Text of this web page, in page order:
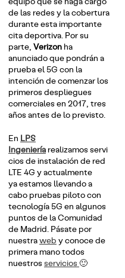
de las redes y la cobertura
durante esta importante
cita deportiva. Por su
parte, Verizon ha
anunciado que pondrán a
prueba el 5G con la
intención de comenzar los
primeros despliegues
comerciales en 2017, tres
años antes de lo previsto.
En LPS
Ingeniería realizamos servi
cios de instalación de red
LTE 4G y actualmente
ya estamos llevando a
cabo pruebas piloto con
tecnología 5G en algunos
puntos de la Comunidad
de Madrid. Pásate por
nuestraweb y conoce de
primera mano todos
nuestrosservicios 🙂